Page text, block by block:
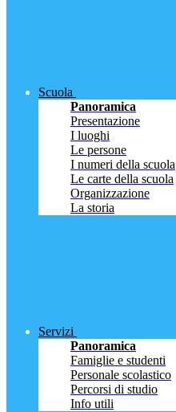
Scuola
Panoramica
Presentazione
I luoghi
Le persone
I numeri della scuola
Le carte della scuola
Organizzazione
La storia
Servizi
Panoramica
Famiglie e studenti
Personale scolastico
Percorsi di studio
Info utili